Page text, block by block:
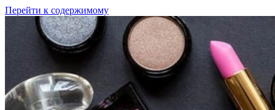
Перейти к содержимому